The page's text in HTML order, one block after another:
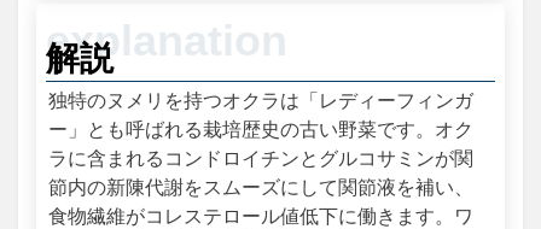
解説
独特のヌメリを持つオクラは「レディーフィンガ
ー」とも呼ばれる栽培歴史の古い野菜です。オク
ラに含まれるコンドロイチンとグルコサミンが関
節内の新陳代謝をスムーズにして関節液を補い、
食物繊維がコレステロール値低下に働きます。ワ